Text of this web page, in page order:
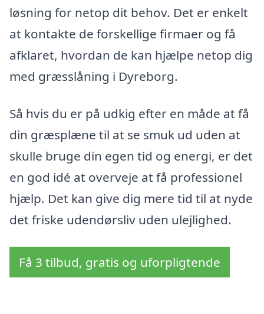
løsning for netop dit behov. Det er enkelt
at kontakte de forskellige firmaer og få
afklaret, hvordan de kan hjælpe netop dig
med græsslåning i Dyreborg.
Så hvis du er på udkig efter en måde at få
din græsplæne til at se smuk ud uden at
skulle bruge din egen tid og energi, er det
en god idé at overveje at få professionel
hjælp. Det kan give dig mere tid til at nyde
det friske udendørsliv uden ulejlighed.
Få 3 tilbud, gratis og uforpligtende